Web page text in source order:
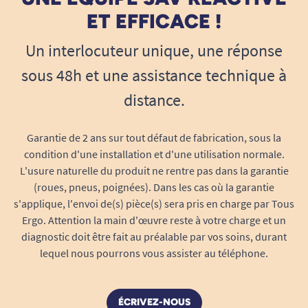
fixation, vous maîtrisez les coûts tout en
garantissant la sécurité et le confort des
utilisateurs.
Sécurité, discrétion et qualité
Le cache de fixation prévient l’exposition directe
des points de vissage et des platines murales
aux chocs, à l’eau et aux agents nettoyants. Il
limite l’apparition de traces d’usure, de corrosion
ou de dépôts calcaires sur votre installation,
préservant ainsi l’intégrité structurelle des murs
et la valeur esthétique de votre salle de bain.
barres rabattables Delabie (vérifiez la
ET EFFICACE !
Un interlocuteur unique, une réponse
sous 48h et une assistance technique à
distance.
Garantie de 2 ans sur tout défaut de fabrication, sous la
condition d'une installation et d'une utilisation normale.
L'usure naturelle du produit ne rentre pas dans la garantie
(roues, pneus, poignées). Dans les cas où la garantie
s'applique, l'envoi de(s) pièce(s) sera pris en charge par Tous
Ergo. Attention la main d'œuvre reste à votre charge et un
diagnostic doit être fait au préalable par vos soins, durant
lequel nous pourrons vous assister au téléphone.
ÉCRIVEZ-NOUS